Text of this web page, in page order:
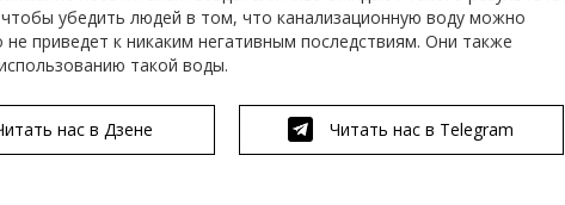
убедить людей в том, что канализационную воду можно
приведет к никаким негативным последствиям. Они также
такой воды.
нас в Дзене Читать нас в Telegram